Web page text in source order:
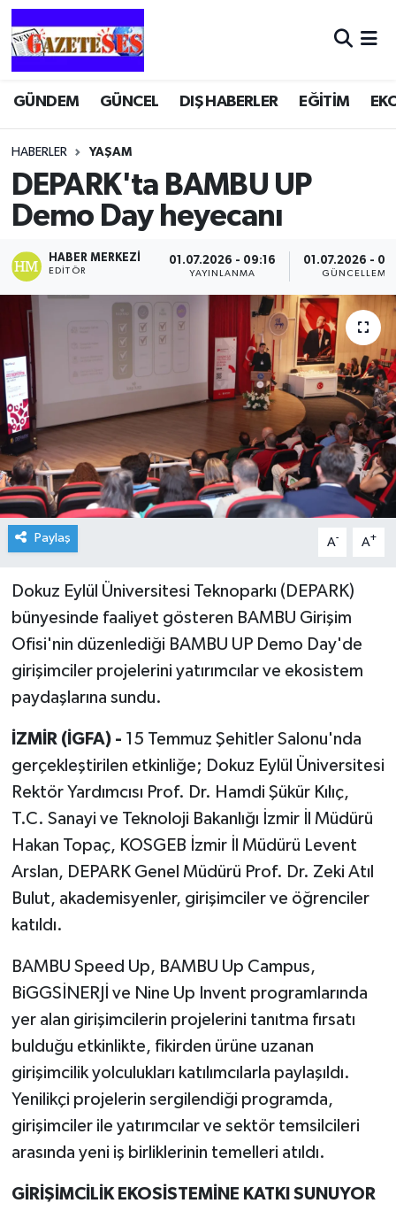
GÜNDEM GÜNCEL DIŞ HABERLER EĞİTİM
HABERLER YAŞAM
DEPARK'ta BAMBU UP
Demo Day heyecanı
HABER MERKEZI
EDITÖR
01.07.2026 - 09:16
YAYINLANMA
01.07.2026 -
GÜNCELLEME
Paylaş A- A+
Dokuz Eylül Üniversitesi Teknoparkı (DEPARK)
bünyesinde faaliyet gösteren BAMBU Girişim
Ofisi'nin düzenlediği BAMBU UP Demo Day'de
girişimciler projelerini yatırımcılar ve ekosistem
paydaşlarına sundu.
İZMİR (İGFA) - 15 Temmuz Şehitler Salonu'nda
gerçekleştirilen etkinliğe; Dokuz Eylül Üniversitesi
Rektör Yardımcısı Prof. Dr. Hamdi Şükür Kılıç,
T.C. Sanayi ve Teknoloji Bakanlığı İzmir İl Müdürü
Hakan Topaç, KOSGEB İzmir İl Müdürü Levent
Arslan, DEPARK Genel Müdürü Prof. Dr. Zeki Atıl
Bulut, akademisyenler, girişimciler ve öğrenciler
katıldı.
BAMBU Speed Up, BAMBU Up Campus,
BiGGSİNERJİ ve Nine Up Invent programlarında
yer alan girişimcilerin projelerini tanıtma fırsatı
bulduğu etkinlikte, fikirden ürüne uzanan
girişimcilik yolculukları katılımcılarla paylaşıldı.
Yenilikçi projelerin sergilendiği programda,
girişimciler ile yatırımcılar ve sektör temsilcileri
arasında yeni iş birliklerinin temelleri atıldı.
GİRİŞİMCİLİK EKOSİSTEMİNE KATKI SUNUYOR